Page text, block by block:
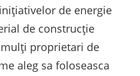
de energie
de construcție
proprietari de
aleg sa foloseasca